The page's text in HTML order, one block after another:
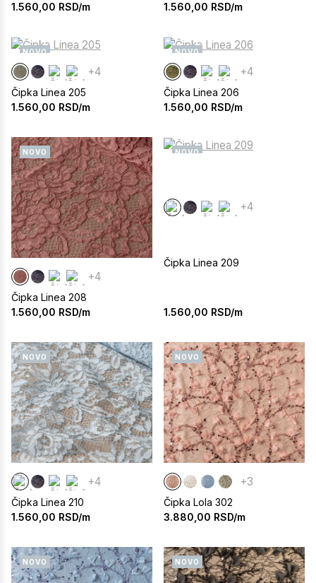
1.560,00 RSD/m
1.560,00 RSD/m
NOVO
+4
Čipka Linea 205
1.560,00 RSD/m
NOVO
+4
Čipka Linea 206
1.560,00 RSD/m
NOVO
+4
Čipka Linea 208
1.560,00 RSD/m
NOVO
+4
Čipka Linea 209
1.560,00 RSD/m
NOVO
+4
Čipka Linea 210
1.560,00 RSD/m
NOVO
+3
Čipka Lola 302
3.880,00 RSD/m
NOVO NOVO